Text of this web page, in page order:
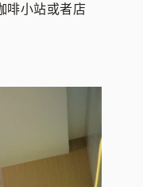
啡小站或者店